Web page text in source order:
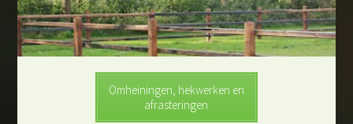
Omheiningen, hekwerken en
afrasteringen